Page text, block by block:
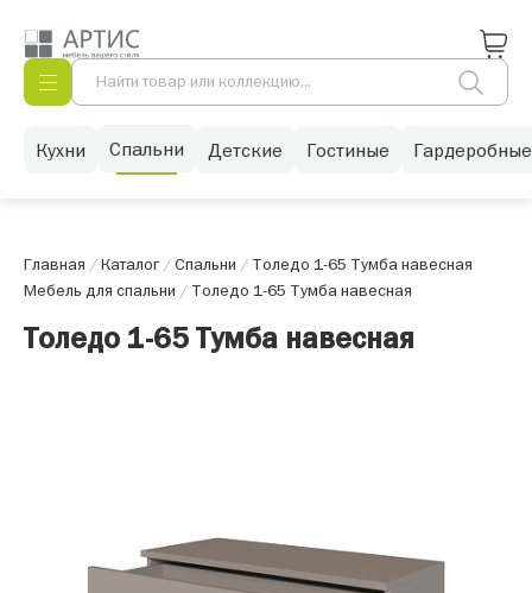
Кухни Спальни Детские Гостиные Гардеробные
Главная /Каталог/Спальни / Толедо 1-65 Тумба навесная
Мебель для спальни / Толедо 1-65 Тумба навесная
Толедо 1-65 Тумба навесная